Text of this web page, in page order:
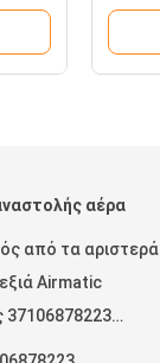
1
αέρα
από τα αριστερά
Airmatic
37106878223